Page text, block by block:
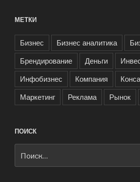
МЕТКИ
Бизнес Бизнес аналитика
Брендирование
Деньги
Инфобизнес
Компания
Маркетинг
Реклама Рынок
ПОИСК